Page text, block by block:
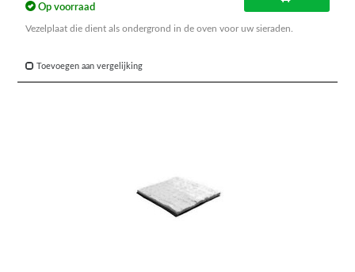
Op voorraad
Vezelplaat die dient als ondergrond in de oven voor uw sieraden.
Toevoegen aan vergelijking